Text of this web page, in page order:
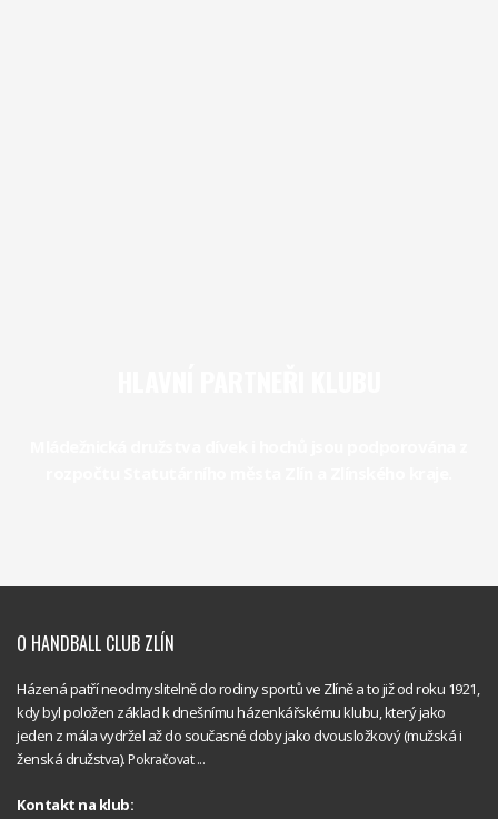
O HANDBALL CLUB ZLÍN
Házená patří neodmyslitelně do rodiny sportů ve Zlíně a to již od roku 1921,
kdy byl položen základ k dnešnímu házenkářskému klubu, který jako
jeden z mála vydržel až do současné doby jako dvousložkový (mužská i
ženská družstva). Pokračovat ...
Kontakt na klub: